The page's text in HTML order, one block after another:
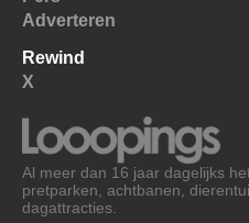
Adverteren
Rewind
X
Al meer dan 16 jaar dagelijks
pretparken, achtbanen,
dagattracties.